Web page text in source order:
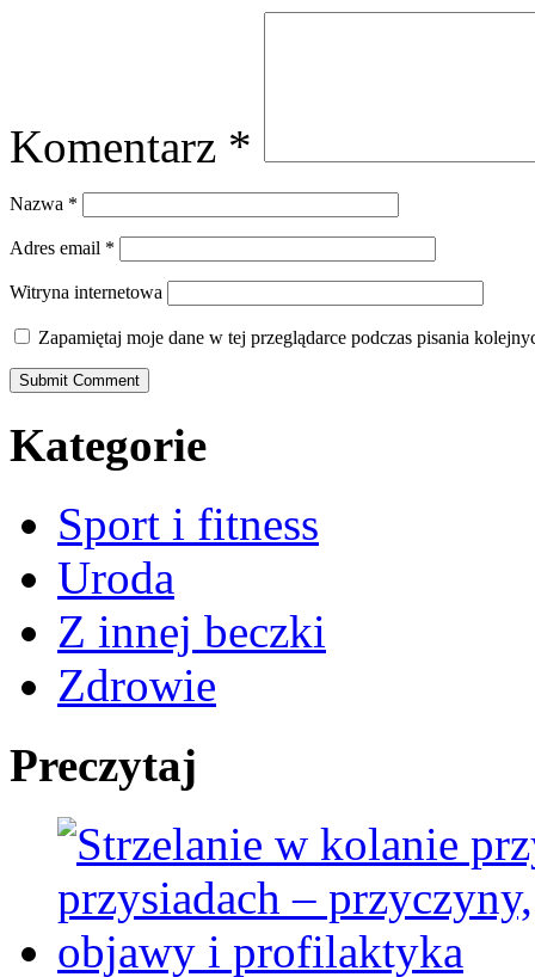
Komentarz *
Nazwa *
Adres email *
Witryna internetowa
Zapamiętaj moje dane w tej przeglądarce podczas pisania
Kategorie
Sport i fitness
Uroda
Z innej beczki
Zdrowie
Preczytaj